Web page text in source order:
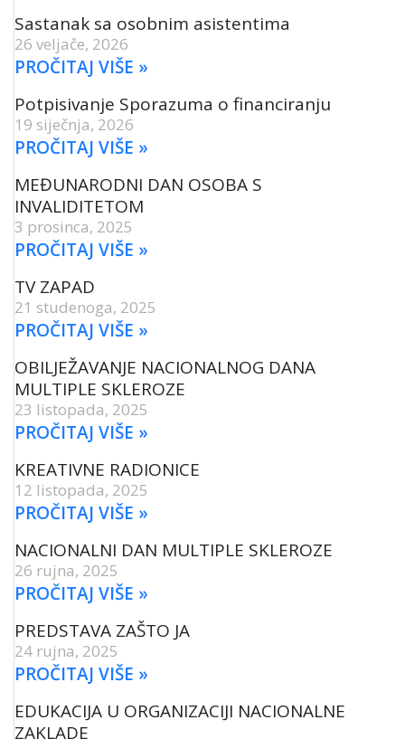
Sastanak sa osobnim asistentima
26 veljače, 2026
PROČITAJ VIŠE »
Potpisivanje Sporazuma o financiranju
19 siječnja, 2026
PROČITAJ VIŠE »
MEĐUNARODNI DAN OSOBA S
INVALIDITETOM
3 prosinca, 2025
PROČITAJ VIŠE »
TV ZAPAD
21 studenoga, 2025
PROČITAJ VIŠE »
OBILJEŽAVANJE NACIONALNOG DANA
MULTIPLE SKLEROZE
23 listopada, 2025
PROČITAJ VIŠE »
KREATIVNE RADIONICE
12 listopada, 2025
PROČITAJ VIŠE »
NACIONALNI DAN MULTIPLE SKLEROZE
26 rujna, 2025
PROČITAJ VIŠE »
PREDSTAVA ZAŠTO JA
24 rujna, 2025
PROČITAJ VIŠE »
EDUKACIJA U ORGANIZACIJI NACIONALNE
ZAKLADE